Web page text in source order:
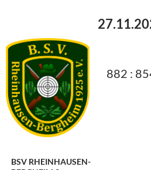
882 :
BSV RHEINHAUSEN-